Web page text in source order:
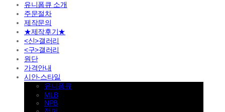
유니폼큐 소개
주문절차
제작문의
★제작후기★
<신>갤러리
<구>갤러리
원단
가격안내
시안-스타일
유니폼큐
MLB
NPB